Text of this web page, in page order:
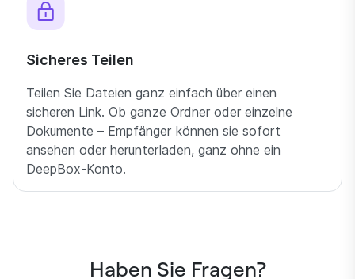
Sicheres Teilen
Teilen Sie Dateien ganz einfach über einen
sicheren Link. Ob ganze Ordner oder einzelne
Dokumente – Empfänger können sie sofort
ansehen oder herunterladen, ganz ohne ein
DeepBox-Konto.
Haben Sie Fragen?